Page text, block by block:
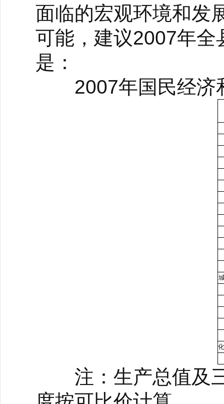
面临的宏观环境和发
可能，建议2007年全
是：
2007年国民经济
注：生产总值及三